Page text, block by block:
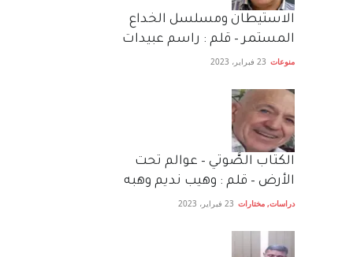
الاستيطان ومسلسل الخداع
المستمر – قلم : راسم عبيدات
منوعات 23 فبراير، 2023
الكتاب الصَّوتي – عوالم تحت
الأرض – قلم : وهيب نديم وهبه
دراسات, مختارات 23 فبراير، 2023